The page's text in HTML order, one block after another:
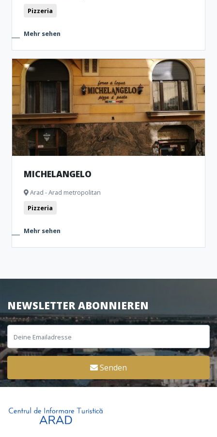
Pizzeria
Mehr sehen
MICHELANGELO
Arad - Arad metropolitan
Pizzeria
Mehr sehen
NEWSLETTER ABONNIEREN
Senden